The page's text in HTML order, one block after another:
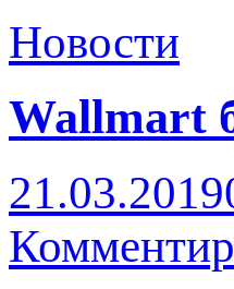
Новости
Wallmart
21.03.2019